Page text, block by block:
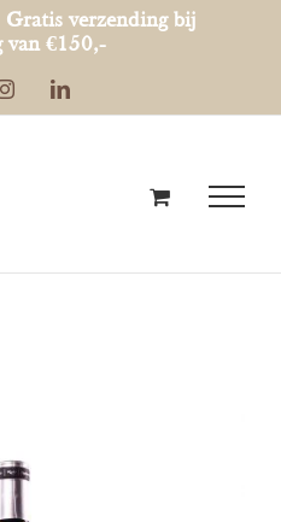
verzending bij
van €150,-
InstagramLinkedIn